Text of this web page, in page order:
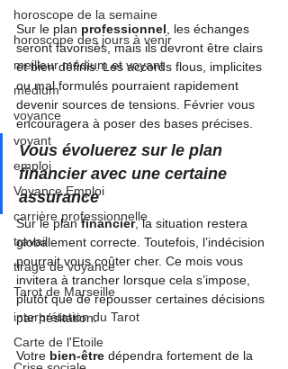
horoscope de la semaine
horoscope des jours à venir
meilleur médium et voyant
médium
voyance
voyant
emploi
Voyance Emploi
carrière professionnelle
travail
tirage de voyance
Tarot de Marseille
interprétation du Tarot
Carte de l'Etoile
Sur le plan professionnel, les échanges
seront favorisés, mais ils devront être clairs
et bien définis. Les accords flous, implicites
ou mal formulés pourraient rapidement
devenir sources de tensions. Février vous
encouragera à poser des bases précises.
Vous évoluerez sur le plan
financier avec une certaine
assurance
Sur le plan financier, la situation restera
globalement correcte. Toutefois, l’indécision
pourrait vous coûter cher. Ce mois vous
invitera à trancher lorsque cela s’impose,
plutôt que de repousser certaines décisions
par hésitation.
Votre bien-être dépendra fortement de la